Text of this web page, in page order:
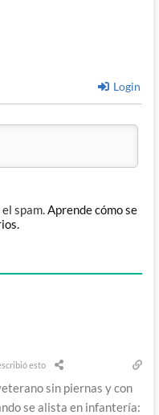
Login
spam.Aprende cómo se
esto
sin piernas y con
se alista en infantería: